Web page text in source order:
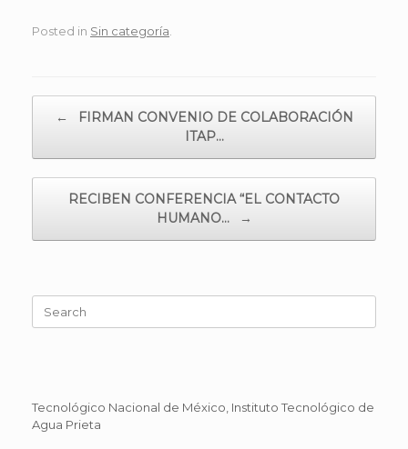
Posted in Sin categoría
←
FIRMAN CONVENIO DE COLABORACIÓN
ITAP…
RECIBEN CONFERENCIA “EL CONTACTO
HUMANO…
→
for:
Tecnológico Nacional de México, Instituto Tecnológico de
Agua Prieta